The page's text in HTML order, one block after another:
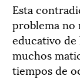
Esta
problema no
educativo de
muchos
tiempos de